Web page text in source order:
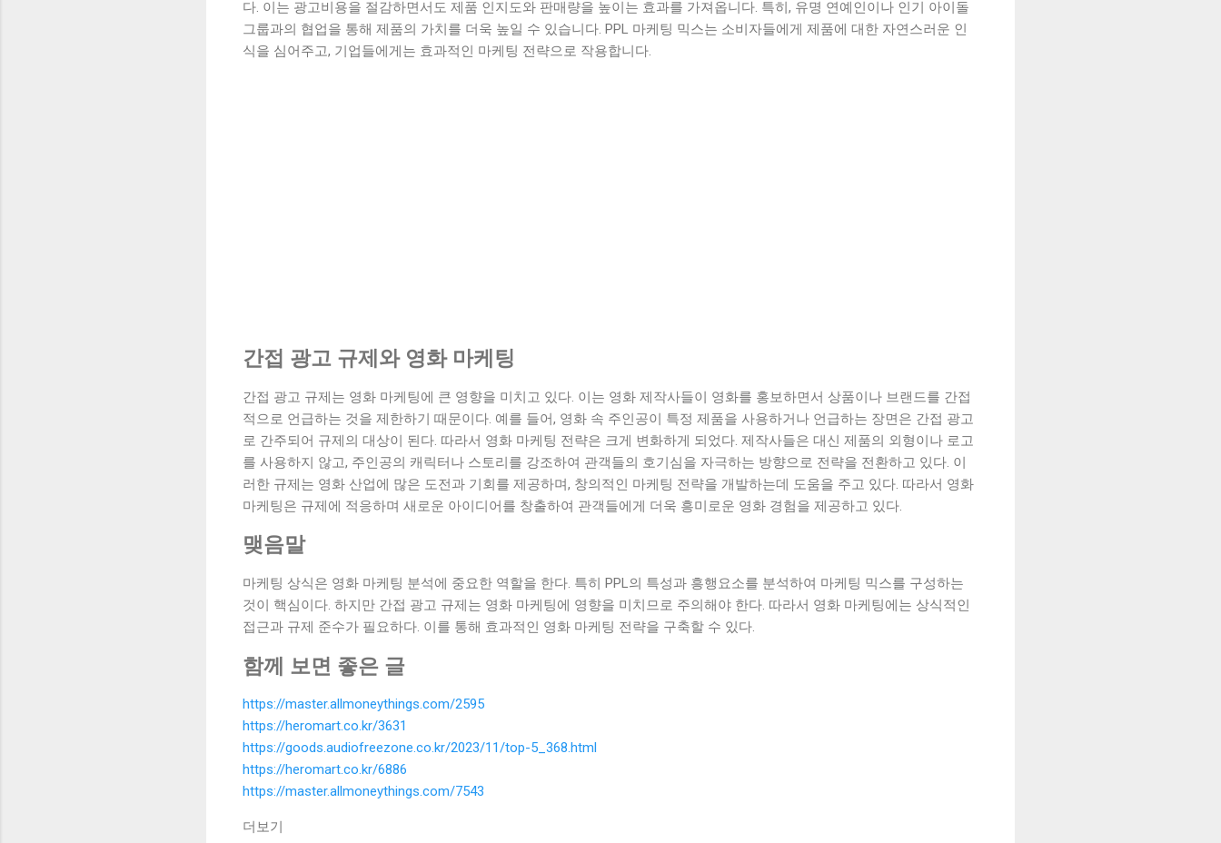
다. 이는 광고비용을 절감하면서도 제품 인지도와 판매량을 높이는 효과를 가져옵니다. 특히, 유명 연예인이나 인기 아이돌
그룹과의 협업을 통해 제품의 가치를 더욱 높일 수 있습니다. PPL 마케팅 믹스는 소비자들에게 제품에 대한 자연스러운 인
식을 심어주고, 기업들에게는 효과적인 마케팅 전략으로 작용합니다.
간접 광고 규제와 영화 마케팅
간접 광고 규제는 영화 마케팅에 큰 영향을 미치고 있다. 이는 영화 제작사들이 영화를 홍보하면서 상품이나 브랜드를 간접
적으로 언급하는 것을 제한하기 때문이다. 예를 들어, 영화 속 주인공이 특정 제품을 사용하거나 언급하는 장면은 간접 광고
로 간주되어 규제의 대상이 된다. 따라서 영화 마케팅 전략은 크게 변화하게 되었다. 제작사들은 대신 제품의 외형이나 로고
를 사용하지 않고, 주인공의 캐릭터나 스토리를 강조하여 관객들의 호기심을 자극하는 방향으로 전략을 전환하고 있다. 이
러한 규제는 영화 산업에 많은 도전과 기회를 제공하며, 창의적인 마케팅 전략을 개발하는데 도움을 주고 있다. 따라서 영화
마케팅은 규제에 적응하며 새로운 아이디어를 창출하여 관객들에게 더욱 흥미로운 영화 경험을 제공하고 있다.
맺음말
마케팅 상식은 영화 마케팅 분석에 중요한 역할을 한다. 특히 PPL의 특성과 흥행요소를 분석하여 마케팅 믹스를 구성하는
것이 핵심이다. 하지만 간접 광고 규제는 영화 마케팅에 영향을 미치므로 주의해야 한다. 따라서 영화 마케팅에는 상식적인
접근과 규제 준수가 필요하다. 이를 통해 효과적인 영화 마케팅 전략을 구축할 수 있다.
함께 보면 좋은 글
https://master.allmoneythings.com/2595
https://heromart.co.kr/3631
https://goods.audiofreezone.co.kr/2023/11/top-5_368.html
https://heromart.co.kr/6886
https://master.allmoneythings.com/7543
더보기